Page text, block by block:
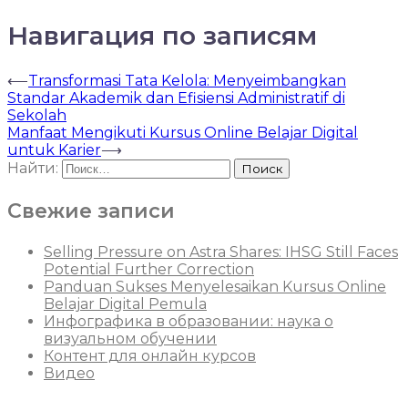
Навигация по записям
⟵Transformasi Tata Kelola: Menyeimbangkan
Standar Akademik dan Efisiensi Administratif di
Sekolah
Manfaat Mengikuti Kursus Online Belajar Digital
untuk Karier⟶
Найти:
Свежие записи
Selling Pressure on Astra Shares: IHSG Still Faces
Potential Further Correction
Panduan Sukses Menyelesaikan Kursus Online
Belajar Digital Pemula
Инфографика в образовании: наука о
визуальном обучении
Контент для онлайн курсов
Видео